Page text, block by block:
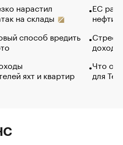
нарастил
на склады
способ вредить
яхт и квартир
ЕС
нефти
Что
для